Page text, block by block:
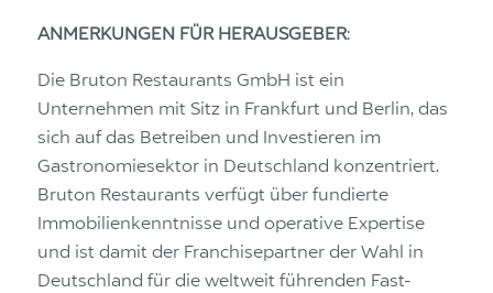
ANMERKUNGEN FÜR HERAUSGEBER:
Die Bruton Restaurants GmbH ist ein
Unternehmen mit Sitz in Frankfurt und Berlin, das
sich auf das Betreiben und Investieren im
Gastronomiesektor in Deutschland konzentriert.
Bruton Restaurants verfügt über fundierte
Immobilienkenntnisse und operative Expertise
und ist damit der Franchisepartner der Wahl in
Deutschland für die weltweit führenden Fast-